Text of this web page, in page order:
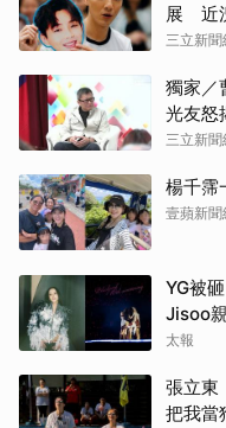
展 近
三立新聞
獨家／
光友怒
三立新聞
楊千霈
壹蘋新聞
YG被
Jisoo
太報
張立東
把我當